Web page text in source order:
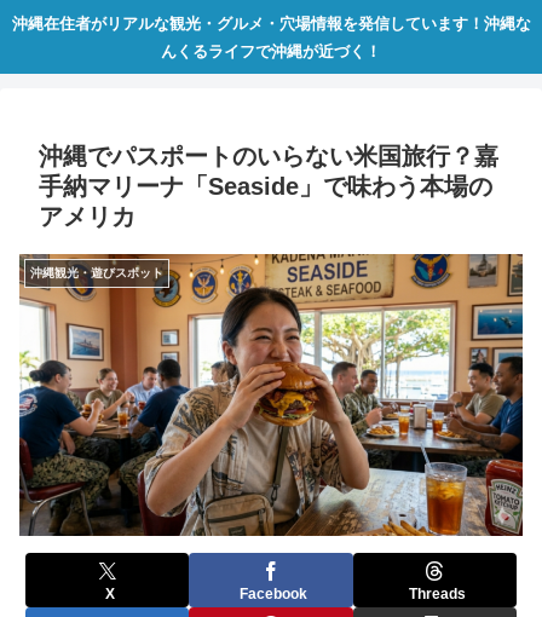
沖縄在住者がリアルな観光・グルメ・穴場情報を発信しています！沖縄な
んくるライフで沖縄が近づく！
沖縄でパスポートのいらない米国旅行？嘉
手納マリーナ「Seaside」で味わう本場の
アメリカ
沖縄観光・遊びスポット
X Facebook Threads